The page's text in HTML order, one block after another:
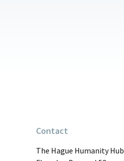
Contact
The Hague Humanity Hub